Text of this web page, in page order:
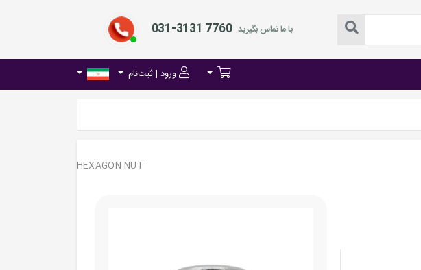
با ما تماس بگیرید 031-3131 7760
ورود | ثبت‌نام
HEXAGON NUT